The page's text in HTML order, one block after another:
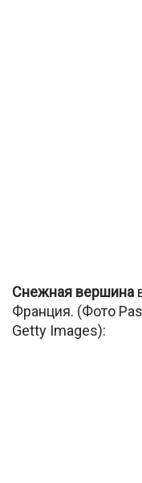
Снежная вершина
Франция. (Фото
Getty Images):